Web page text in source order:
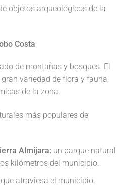
objetos arqueológicos de la
Costa
de montañas y bosques. El
variedad de flora y fauna,
de la zona.
más populares de
Almijara: un parque natural
kilómetros del municipio.
atraviesa el municipio.